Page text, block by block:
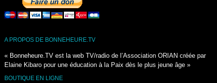
A PROPOS DE BONNEHEURE.TV
« Bonneheure.TV est la web TV/radio de l’Association ORIAN créée par
Elaine Kibaro pour une éducation à la Paix dès le plus jeune âge »
BOUTIQUE EN LIGNE